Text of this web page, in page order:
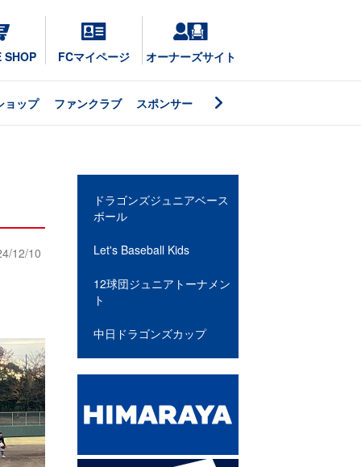
SHOP FCマイページ オーナーズサイト
ョップ ファンクラブ スポンサー
12/10
ドラゴンズジュニアベース
ボール
Let's Baseball Kids
12球団ジュニアトーナメン
ト
中日ドラゴンズカップ